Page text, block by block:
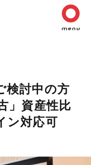
検討中の方
」資産性比
ン対応可